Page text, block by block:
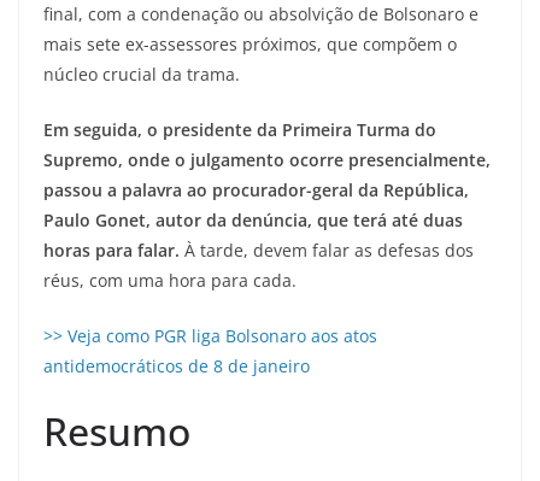
final, com a condenação ou absolvição de Bolsonaro e
mais sete ex-assessores próximos, que compõem o
núcleo crucial da trama.
Em seguida, o presidente da Primeira Turma do
Supremo, onde o julgamento ocorre presencialmente,
passou a palavra ao procurador-geral da República,
Paulo Gonet, autor da denúncia, que terá até duas
horas para falar. À tarde, devem falar as defesas dos
réus, com uma hora para cada.
>> Veja como PGR liga Bolsonaro aos atos
antidemocráticos de 8 de janeiro
Resumo